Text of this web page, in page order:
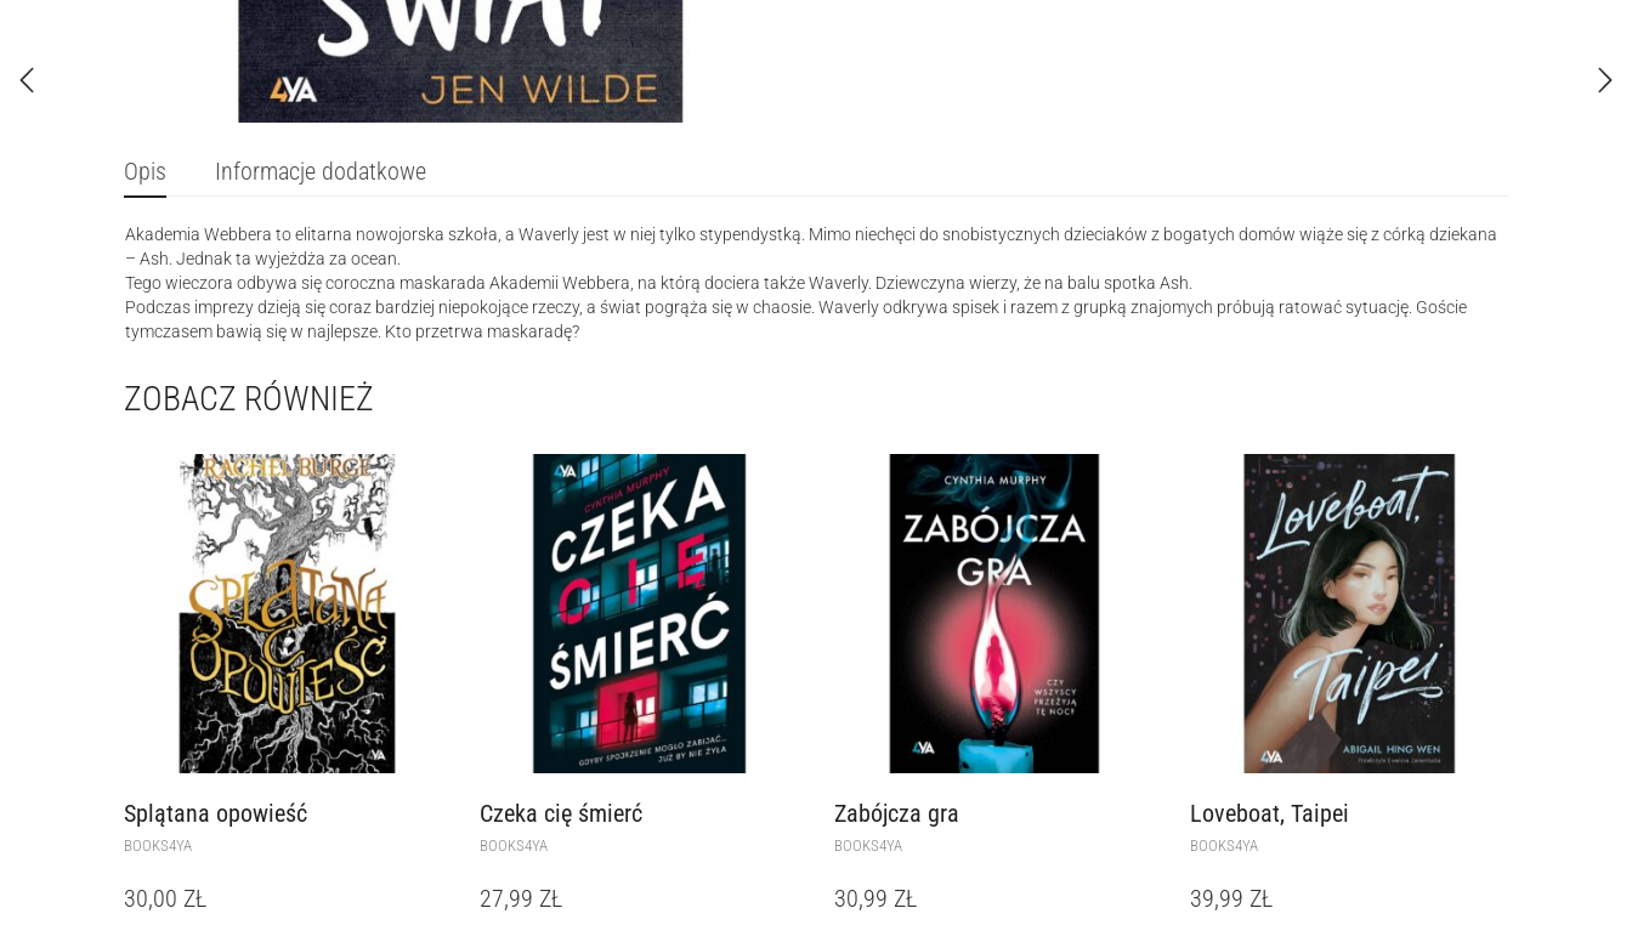
Opis Informacje dodatkowe
Akademia Webbera to elitarna nowojorska szkoła, a Waverly jest w niej tylko stypendystką. Mimo niechęci do snobistycznych dzieciaków z bogatych domów wiąże się z córką dziekana
– Ash. Jednak ta wyjeżdża za ocean.
Tego wieczora odbywa się coroczna maskarada Akademii Webbera, na którą dociera także Waverly. Dziewczyna wierzy, że na balu spotka Ash.
Podczas imprezy dzieją się coraz bardziej niepokojące rzeczy, a świat pogrąża się w chaosie. Waverly odkrywa spisek i razem z grupką znajomych próbują ratować sytuację. Goście
tymczasem bawią się w najlepsze. Kto przetrwa maskaradę?
ZOBACZ RÓWNIEŻ
Splątana opowieść
BOOKS4YA
30,00 ZŁ
Czeka cię śmierć
BOOKS4YA
27,99 ZŁ
Zabójcza gra
BOOKS4YA
30,99 ZŁ
Loveboat, Taipei
BOOKS4YA
39,99 ZŁ